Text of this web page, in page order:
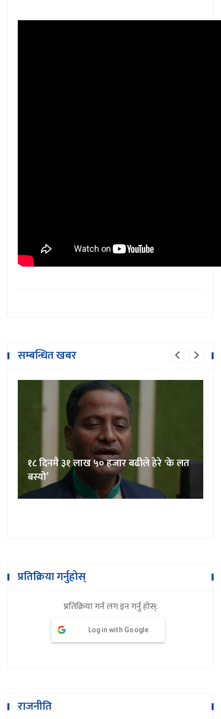
सम्बन्धित खबर
१८ दिनमै ३१ लाख ५० हजार बढीले हेरे 'के लत
बस्यो’
प्रतिक्रिया गर्नुहोस्
प्रतिक्रिया गर्न लग इन गर्नु होस्:
Log in with Google
राजनीति